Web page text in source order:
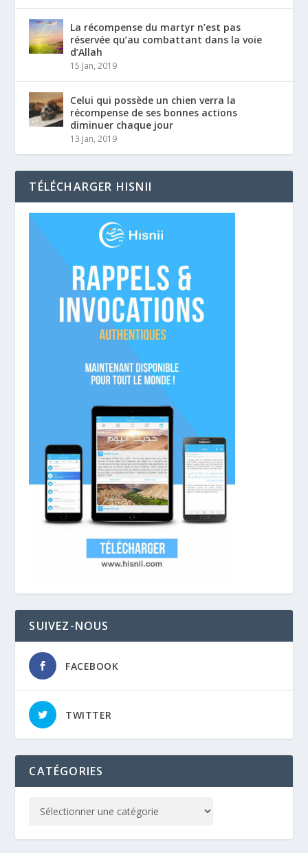
La récompense du martyr n’est pas
réservée qu’au combattant dans la voie
d’Allah
15 Jan, 2019
Celui qui possède un chien verra la
récompense de ses bonnes actions
diminuer chaque jour
13 Jan, 2019
TÉLÉCHARGER HISNII
SUIVEZ-NOUS
FACEBOOK
TWITTER
CATÉGORIES